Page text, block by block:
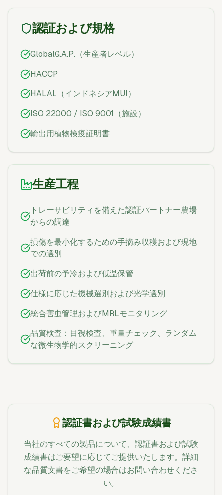
認証および規格
GlobalG.A.P.（生産者レベル）
HACCP
HALAL（インドネシアMUI）
ISO 22000 / ISO 9001（施設）
輸出用植物検疫証明書
生産工程
トレーサビリティを備えた認証パートナー農場
からの調達
損傷を最小化するための手摘み収穫および現地
での選別
出荷前の予冷および低温保管
仕様に応じた機械選別および光学選別
統合害虫管理およびMRLモニタリング
品質検査：目視検査、重量チェック、ランダム
な微生物学的スクリーニング
認証書および試験成績書
当社のすべての製品について、認証書および試験
成績書はご要望に応じてご提供いたします。詳細
な品質文書をご希望の場合はお問い合わせくださ
い。